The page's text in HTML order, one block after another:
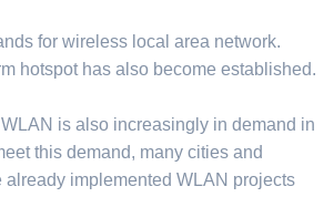
for wireless local area network.
hotspot has also become established.
WLAN is also increasingly in demand in
this demand, many cities and
implemented WLAN projects